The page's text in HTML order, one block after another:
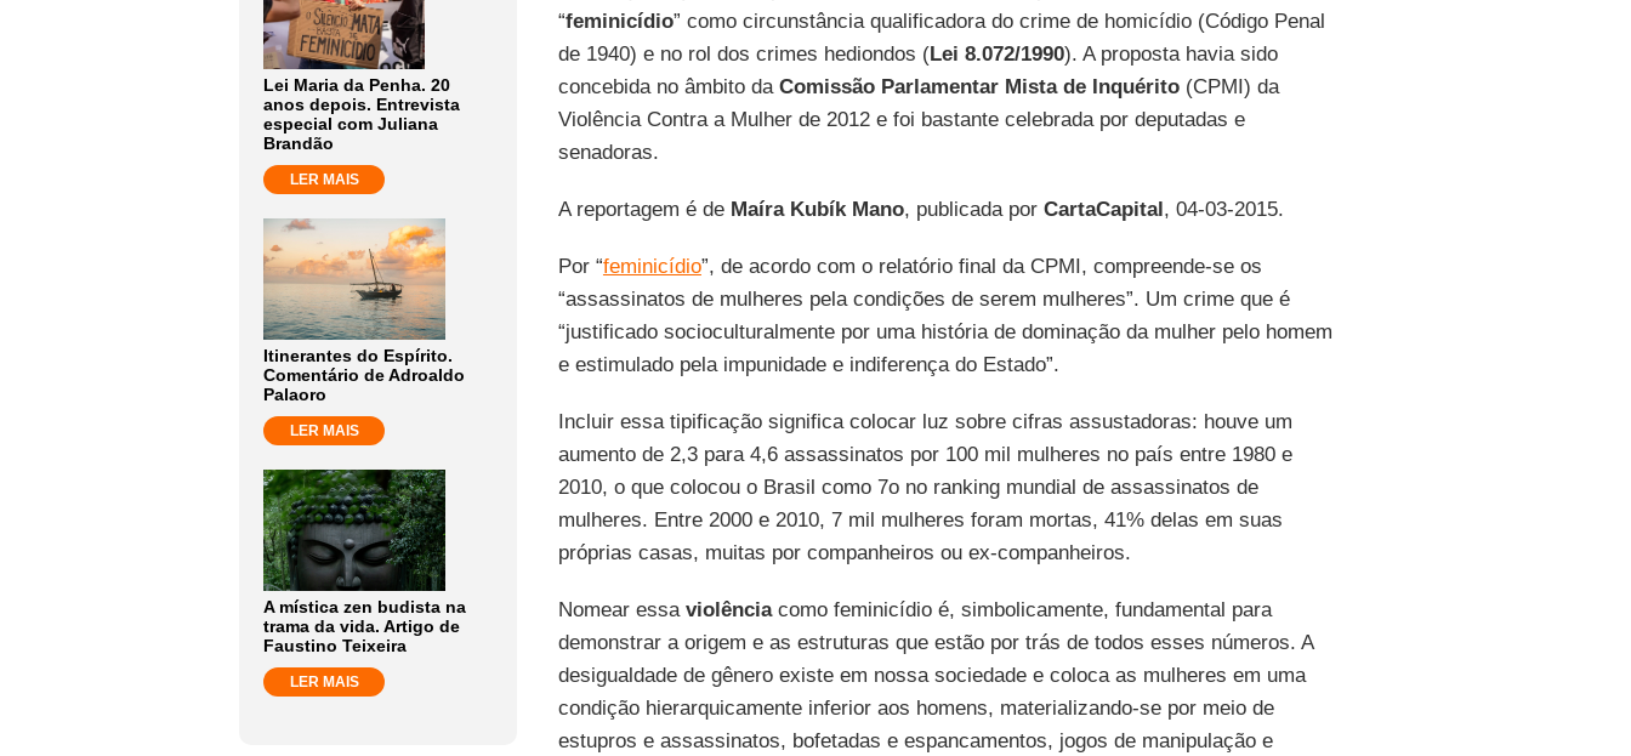
Lei Maria da Penha. 20
anos depois. Entrevista
especial com Juliana
Brandão
LER MAIS
Itinerantes do Espírito.
Comentário de Adroaldo
Palaoro
LER MAIS
A mística zen budista na
trama da vida. Artigo de
Faustino Teixeira
LER MAIS
“feminicídio” como circunstância qualificadora do crime de homicídio (Código Penal
de 1940) e no rol dos crimes hediondos (Lei 8.072/1990). A proposta havia sido
concebida no âmbito da Comissão Parlamentar Mista de Inquérito(CPMI) da
Violência Contra a Mulher de 2012 e foi bastante celebrada por deputadas e
senadoras.
A reportagem é de Maíra Kubík Mano, publicada por CartaCapital, 04-03-2015.
Por “feminicídio”, de acordo com o relatório final da CPMI, compreende-se os
“assassinatos de mulheres pela condições de serem mulheres”. Um crime que é
“justificado socioculturalmente por uma história de dominação da mulher pelo homem
e estimulado pela impunidade e indiferença do Estado”.
Incluir essa tipificação significa colocar luz sobre cifras assustadoras: houve um
aumento de 2,3 para 4,6 assassinatos por 100 mil mulheres no país entre 1980 e
2010, o que colocou o Brasil como 7o no ranking mundial de assassinatos de
mulheres. Entre 2000 e 2010, 7 mil mulheres foram mortas, 41% delas em suas
próprias casas, muitas por companheiros ou ex-companheiros.
Nomear essa violênciacomo feminicídio é, simbolicamente, fundamental para
demonstrar a origem e as estruturas que estão por trás de todos esses números. A
desigualdade de gênero existe em nossa sociedade e coloca as mulheres em uma
condição hierarquicamente inferior aos homens, materializando-se por meio de
estupros e assassinatos, bofetadas e espancamentos, jogos de manipulação e